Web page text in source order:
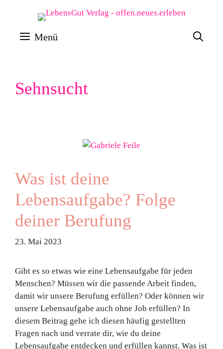
Inhalt
springen
Menü
Sehnsucht
Was ist deine
Lebensaufgabe? Folge
deiner Berufung
23. Mai 2023
Gibt es so etwas wie eine Lebensaufgabe für jeden
Menschen? Müssen wir die passende Arbeit finden,
damit wir unsere Berufung erfüllen? Oder können wir
unsere Lebensaufgabe auch ohne Job erfüllen? In
diesem Beitrag gehe ich diesen häufig gestellten
Fragen nach und verrate dir, wie du deine
Lebensaufgabe entdecken und erfüllen kannst. Was ist